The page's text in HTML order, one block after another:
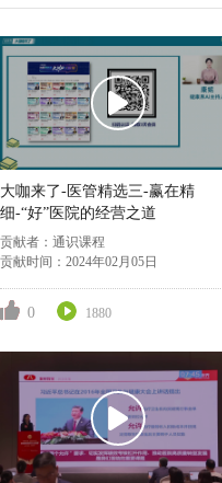
大咖来了-医管精选三-赢在精
细-“好”医院的经营之道
贡献者： 通识课程
贡献时间： 2024年02月05日
0 1880